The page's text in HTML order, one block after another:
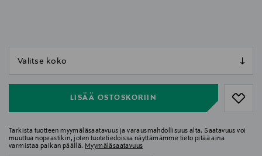
LISÄÄ OSTOSKORIIN
Tarkista tuotteen myymäläsaatavuus ja varausmahdollisuus alta. Saatavuus voi
muuttua nopeastikin, joten tuotetiedoissa näyttämämme tieto pitää aina
varmistaa paikan päällä. Myymäläsaatavuus